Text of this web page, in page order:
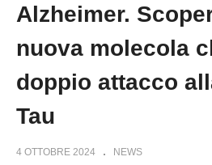
Alzheimer.
nuova molecola
doppio attacco
Tau
4 OTTOBRE 2024 NEWS